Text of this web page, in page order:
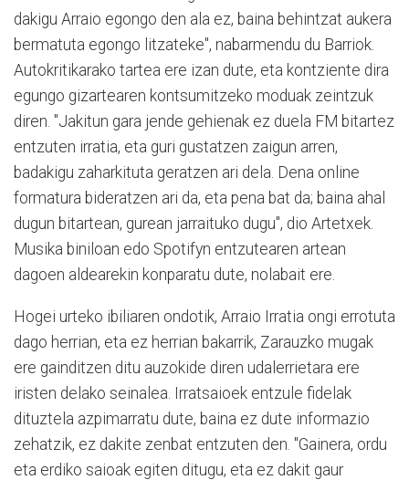
dakigu Arraio egongo den ala ez, baina behintzat aukera
bermatuta egongo litzateke", nabarmendu du Barriok.
Autokritikarako tartea ere izan dute, eta kontziente dira
egungo gizartearen kontsumitzeko moduak zeintzuk
diren. "Jakitun gara jende gehienak ez duela FM bitartez
entzuten irratia, eta guri gustatzen zaigun arren,
badakigu zaharkituta geratzen ari dela. Dena online
formatura bideratzen ari da, eta pena bat da; baina ahal
dugun bitartean, gurean jarraituko dugu", dio Artetxek.
Musika biniloan edo Spotifyn entzutearen artean
dagoen aldearekin konparatu dute, nolabait ere.
Hogei urteko ibiliaren ondotik, Arraio Irratia ongi errotuta
dago herrian, eta ez herrian bakarrik, Zarauzko mugak
ere gainditzen ditu auzokide diren udalerrietara ere
iristen delako seinalea. Irratsaioek entzule fidelak
dituztela azpimarratu dute, baina ez dute informazio
zehatzik, ez dakite zenbat entzuten den. "Gainera, ordu
eta erdiko saioak egiten ditugu, eta ez dakit gaur